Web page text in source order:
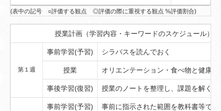
(表中の記号 ○評価する観点 ◎評価の際に重視する観点 %評価割合)
授業計画（学習内容・キーワードのスケジュール）
第１週
事前学習(予習) シラバスを読んでおく
授業 オリエンテーション・食べ物と健康（
事後学習(復習) 授業のノートを整理し、課題を解く
事前学習(予習) 事前に指示された範囲を教科書等で予